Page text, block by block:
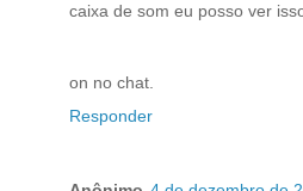
caixa de som eu posso ver
on no chat.
Responder